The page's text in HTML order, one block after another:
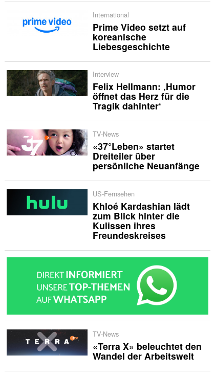
International
Prime Video setzt auf
koreanische
Liebesgeschichte
Interview
Felix Hellmann: ‚Humor
öffnet das Herz für die
Tragik dahinter‘
TV-News
«37°Leben» startet
Dreiteiler über
persönliche Neuanfänge
US-Fernsehen
Khloé Kardashian lädt
zum Blick hinter die
Kulissen ihres
Freundeskreises
TV-News
«Terra X» beleuchtet den
Wandel der Arbeitswelt